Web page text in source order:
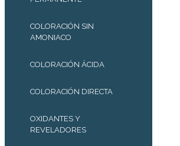
COLORACIÓN SIN
AMONIACO
COLORACIÓN ÁCIDA
COLORACIÓN DIRECTA
OXIDANTES Y
REVELADORES